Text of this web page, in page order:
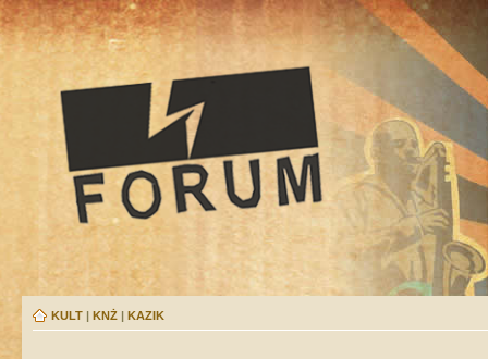
KULT | KNŻ | KAZIK